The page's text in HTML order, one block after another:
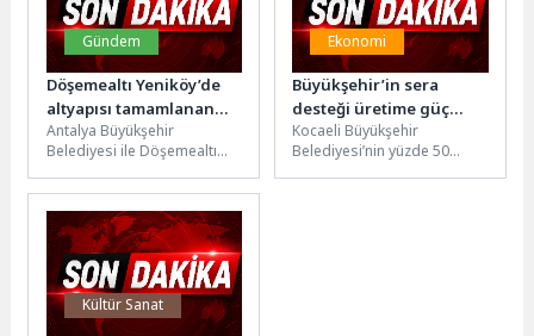
Gündem
Döşemealtı Yeniköy’de
altyapısı tamamlanan
yollar asfaltlanıyor
Antalya Büyükşehir
Belediyesi ile Döşemealtı
protokol kapsamında
Yeniköy Mahallesi’nde
Turgut Özal Caddesi...
Ekonomi
Büyükşehir’in sera
desteği üretime güç
kattı
Kocaeli Büyükşehir
Belediyesi’nin yüzde 50
Kültür Sanat